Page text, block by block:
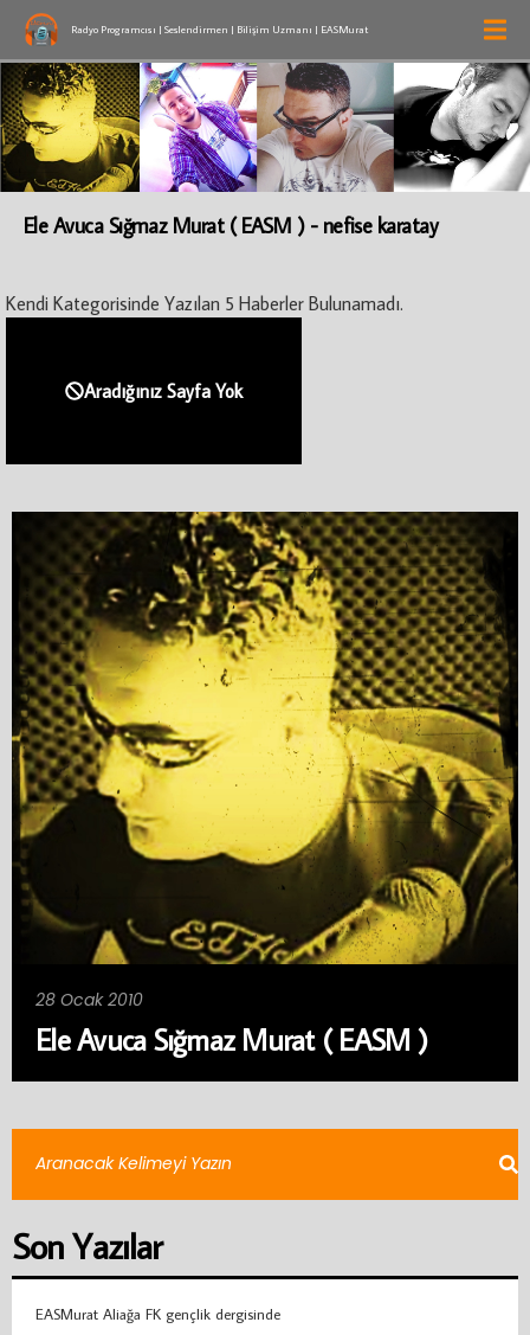
Radyo Programcısı | Seslendirmen | Bilişim Uzmanı | EASMurat
Ele Avuca Sığmaz Murat ( EASM ) - nefise karatay
Kendi Kategorisinde Yazılan 5 Haberler Bulunamadı.
Aradığınız Sayfa Yok
28 Ocak 2010
Ele Avuca Sığmaz Murat ( EASM )
Son Yazılar
EASMurat Aliağa FK gençlik dergisinde